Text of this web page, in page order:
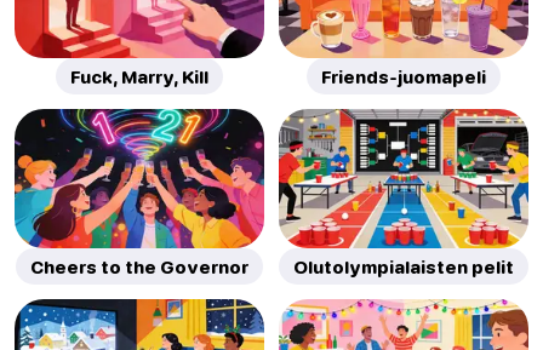
Fuck, Marry, Kill Friends-juomapeli
Cheers to the Governor Olutolympialaisten pelit